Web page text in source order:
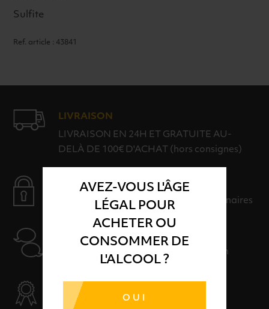
AVEZ-VOUS L'ÂGE
LÉGAL POUR
ACHETER OU
CONSOMMER DE
L'ALCOOL ?
OUI
Sulfite
Ref. article : 43841
LIVRAISON
LIVRAISON EN 24H ET GRATUITE AU-
DELÀ DE 100€ D'ACHAT (hors consignes)
PAIEMENT SÉCURISÉ
Payer en toute sérénité avec nos partenaires
Nos conseillers sont à votre disposition
SÉLECTION & QUALITÉ
Des produits sélectionnés avec soins